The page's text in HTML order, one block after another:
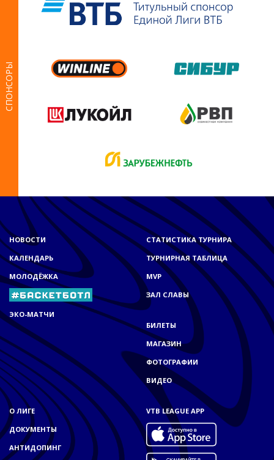
СПОНСОРЫ
НОВОСТИ
КАЛЕНДАРЬ
МОЛОДЁЖКА
ЭКО-МАТЧИ
СТАТИСТИКА ТУРНИРА
ТУРНИРНАЯ ТАБЛИЦА
MVP
ЗАЛ СЛАВЫ
БИЛЕТЫ
МАГАЗИН
ФОТОГРАФИИ
ВИДЕО
О ЛИГЕ
ДОКУМЕНТЫ
АНТИДОПИНГ
VTB LEAGUE APP